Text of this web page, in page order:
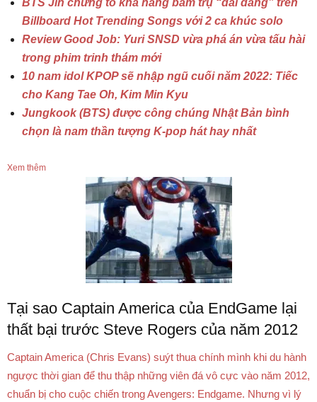
Billboard Hot Trending Songs với 2 ca khúc solo
Review Good Job: Yuri SNSD vừa phá án vừa tấu hài
trong phim trinh thám mới
10 nam idol KPOP sẽ nhập ngũ cuối năm 2022: Tiếc
cho Kang Tae Oh, Kim Min Kyu
Jungkook (BTS) được công chúng Nhật Bản bình
chọn là nam thần tượng K-pop hát hay nhất
Xem thêm
Tại sao Captain America của EndGame lại
thất bại trước Steve Rogers của năm 2012
Captain America (Chris Evans) suýt thua chính mình khi du hành
ngược thời gian để thu thập những viên đá vô cực vào năm 2012,
chuẩn bị cho cuộc chiến trong Avengers: Endgame. Nhưng vì lý